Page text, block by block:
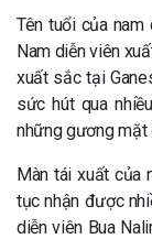
Tên tuổi của
Nam diễn viên
xuất sắc tại
sức hút qua
những gương mặt
Màn tái xuất của
tục nhận được
diễn viên Bua